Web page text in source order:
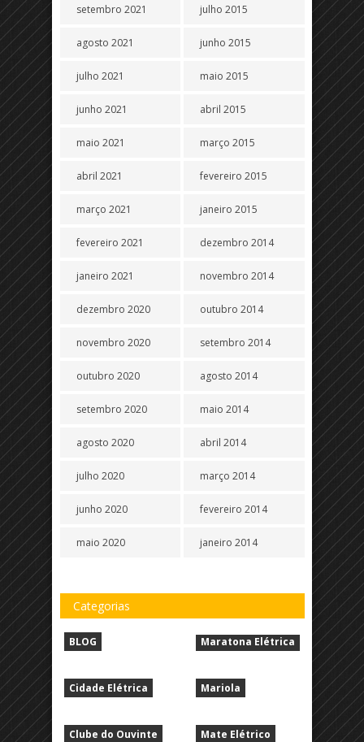
setembro 2021
agosto 2021
julho 2021
junho 2021
maio 2021
abril 2021
março 2021
fevereiro 2021
janeiro 2021
dezembro 2020
novembro 2020
outubro 2020
setembro 2020
agosto 2020
julho 2020
junho 2020
maio 2020
julho 2015
junho 2015
maio 2015
abril 2015
março 2015
fevereiro 2015
janeiro 2015
dezembro 2014
novembro 2014
outubro 2014
setembro 2014
agosto 2014
maio 2014
abril 2014
março 2014
fevereiro 2014
janeiro 2014
Categorias
BLOG
Cidade Elétrica
Clube do Ouvinte
Maratona Elétrica
Mariola
Mate Elétrico